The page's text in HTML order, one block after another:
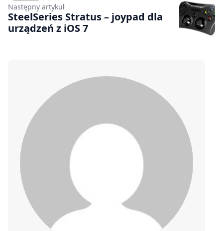
Następny artykuł
SteelSeries Stratus – joypad dla
urządzeń z iOS 7